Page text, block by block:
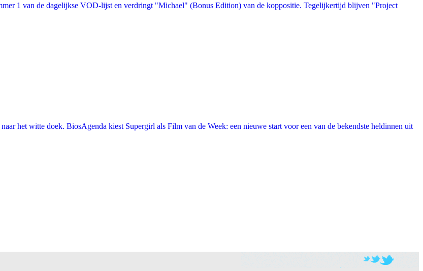
1 van de dagelijkse VOD-lijst en verdringt "Michael" (Bonus Edition) van de koppositie. Tegelijkertijd blijven "Project
het witte doek. BiosAgenda kiest Supergirl als Film van de Week: een nieuwe start voor een van de bekendste heldinnen uit